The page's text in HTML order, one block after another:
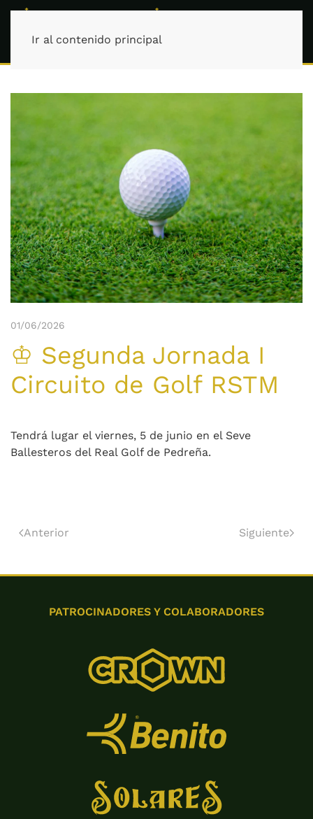
Ir al contenido principal
01/06/2026
♔ Segunda Jornada I
Circuito de Golf RSTM
Tendrá lugar el viernes, 5 de junio en el Seve
Ballesteros del Real Golf de Pedreña.
Anterior Siguiente
PATROCINADORES Y COLABORADORES